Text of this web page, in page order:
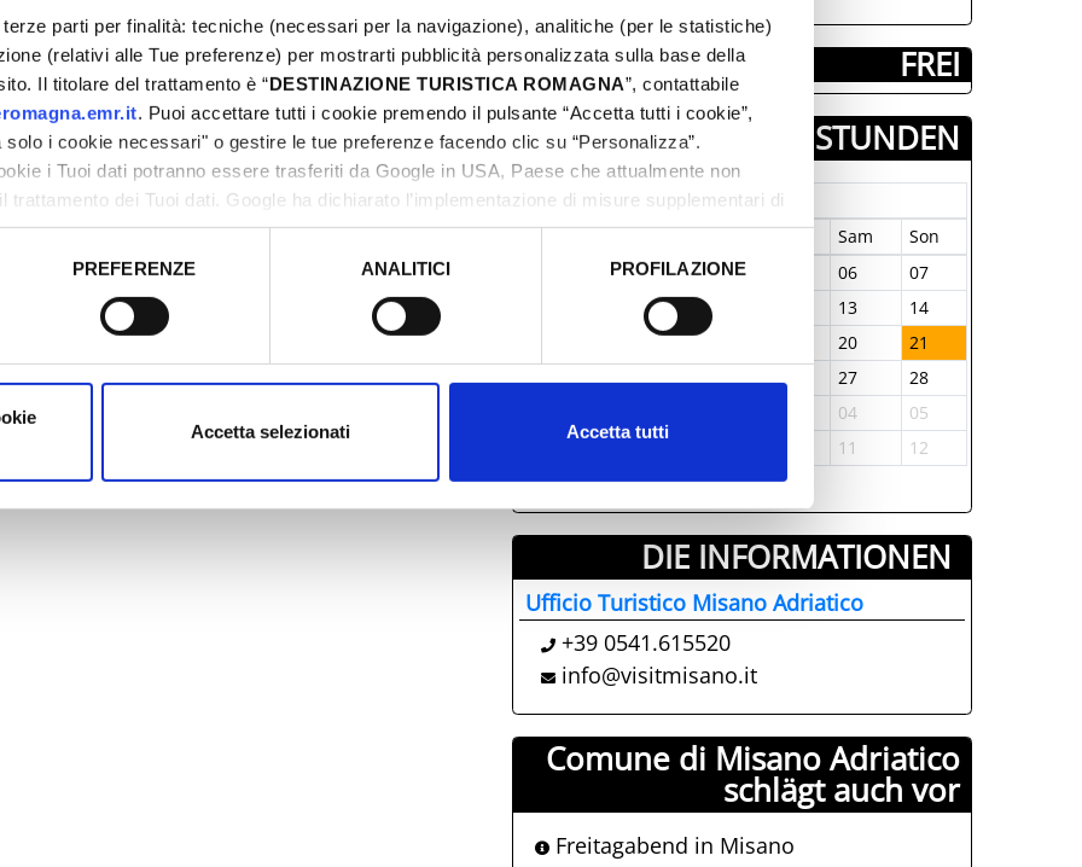
parti per finalità: tecniche (necessari per la navigazione), analitiche (per le statistiche)
(relativi alle Tue preferenze) per mostrarti pubblicità personalizzata sulla base della
Il titolare del trattamento è “DESTINAZIONE TURISTICA ROMAGNA”, contattabile
. Puoi accettare tutti i cookie premendo il pulsante “Accetta tutti i cookie”,
i cookie necessari" o gestire le tue preferenze facendo clic su “Personalizza”.
i Tuoi dati potranno essere trasferiti da Google in USA, Paese che attualmente non
trattamento dei Tuoi dati. Google ha dichiarato l’implementazione di misure supplementari di
che abbiamo valutato essere sufficienti.
PREFERENZE ANALITICI PROFILAZIONE
Accetta selezionati Accetta tutti
­ FREI
TAGE & STUNDEN
Juni-2026
Mon
Die Mit Don Fre Sam
Son
02 03 04 06
07
10 13
14
17 20
21
22
23 24 25 26 27
28
04
05
11 12
DIE INFORMATIONEN ­
Ufficio Turistico Misano Adriatico
+39 0541.615520
info@visitmisano.it
Comune di Misano Adriatico
schlägt auch vor
Freitagabend in Misano